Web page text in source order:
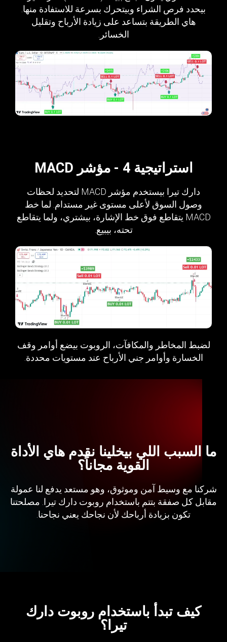
بيحدد فرص الشراء وبيتحرك بسرعة للاستفادة منها.
هاي الطريقة بتساعد على زيادة الأرباح وتقليل
الخسائر.
استراتيجية 4 - مؤشر MACD
دارك تيرا بيستخدم مؤشر MACD لتحديد لحظات
وصول السوق لأعلى مستوى غير مستدام. لما خط
MACD يتقاطع فوق خط الإشارة، بيشتري، ولما يتقاطع
تحته، بيبيع.
لضبط المخاطر والمكافآت، الروبوت بيضع أوامر وقف
الخسارة وأوامر جني الأرباح عند مستويات محددة.
ما السبب اللي بيخلينا نقدم هاي الأداة
القوية مجاناً؟
شركنا مع وسيط آمن وموثوق، وهو مستعد يدفع لنا عمولة
مقابل كل صفقة بتتم باستخدام روبوت دارك تيرا. مصلحتنا
تكون بزيادة أرباحك لأن نجاحك يعني نجاحنا.
كيف تبدأ باستخدام روبوت دارك
تيرا؟